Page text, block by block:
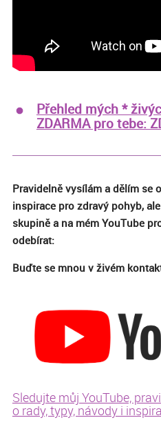
Přehled mých *
ZDARMA pro tebe:
Pravidelně vysílám a dělím se
inspirace pro zdravý pohyb,
skupině a na mém YouTube
odebírat:
Buďte se mnou v živém
Sledujte můj YouTube,
o rady, typy, návody i